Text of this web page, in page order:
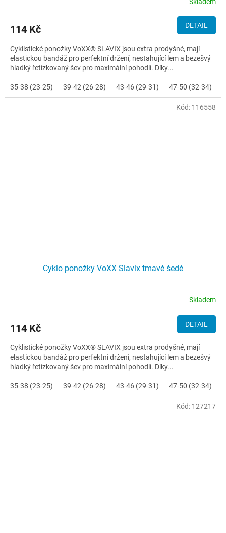
114 Kč DETAIL
Cyklistické ponožky VoXX® SLAVIX jsou extra prodyšné, mají
elastickou bandáž pro perfektní držení, nestahující lem a bezešvý
hladký řetízkovaný šev pro maximální pohodlí. Díky...
35-38 (23-25) 39-42 (26-28) 43-46 (29-31) 47-50 (32-34)
Cyklo ponožky VoXX Slavix tmavě šedé
Skladem
114 Kč DETAIL
Cyklistické ponožky VoXX® SLAVIX jsou extra prodyšné, mají
elastickou bandáž pro perfektní držení, nestahující lem a bezešvý
hladký řetízkovaný šev pro maximální pohodlí. Díky...
35-38 (23-25) 39-42 (26-28) 43-46 (29-31) 47-50 (32-34)
Kód: 116558
Kód: 127217